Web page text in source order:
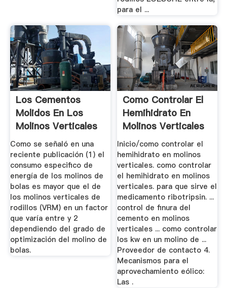
para el ...
Los Cementos
Molidos En Los
Molinos Verticales
De Rodillos ...
Como se señaló en una
reciente publicación (1) el
consumo especifico de
energía de los molinos de
bolas es mayor que el de
los molinos verticales de
rodillos (VRM) en un factor
que varía entre y 2
dependiendo del grado de
optimización del molino de
bolas.
Como Controlar El
Hemihidrato En
Molinos Verticales
Inicio/como controlar el
hemihidrato en molinos
verticales. como controlar
el hemihidrato en molinos
verticales. para que sirve el
medicamento ribotripsin. ...
control de finura del
cemento en molinos
verticales ... como controlar
los kw en un molino de ...
Proveedor de contacto 4.
Mecanismos para el
aprovechamiento eólico:
Las .